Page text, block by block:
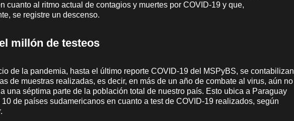
cuanto al ritmo actual de contagios y muertes por COVID-19 y que,
se registre un descenso.
millón de testeos
de la pandemia, hasta el último reporte COVID-19 del MSPyBS, se contabilizan
de muestras realizadas, es decir, en más de un año de combate al virus, aún no
una séptima parte de la población total de nuestro país. Esto ubica a Paraguay
de países sudamericanos en cuanto a test de COVID-19 realizados, según